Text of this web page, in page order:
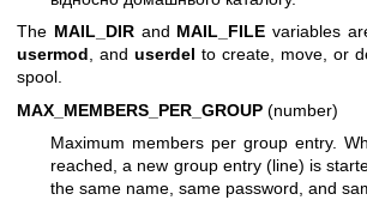
The MAIL_DIRand MAIL_FILE variables
usermod, and userdel to create, move, or
spool.
MAX_MEMBERS_PER_GROUP (number)
Maximum members per group entry.
reached, a new group entry (line) is
the same name, same password, and